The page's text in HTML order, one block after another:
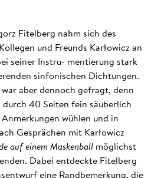
Fitelberg nahm sich des
und Freunds Karłowicz an
seiner Instru- mentierung stark
sinfonischen Dichtungen.
aber dennoch gefragt, denn
durch 40 Seiten fein säuberlich
wühlen und in
Gesprächen mit Karłowicz
auf einem Maskenball möglichst
Dabei entdeckte Fitelberg
eine Randbemerkung, die